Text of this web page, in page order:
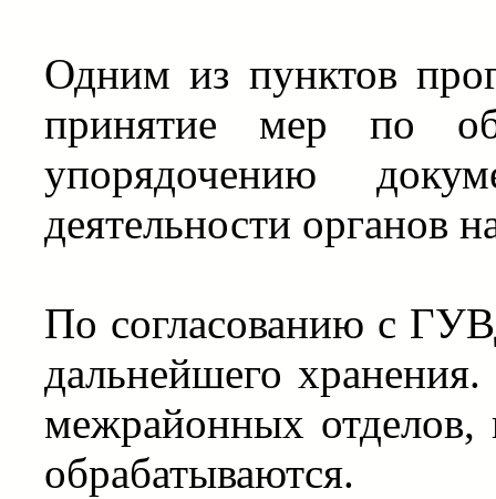
Одним из пунктов
принятие мер по
упорядочению
деятельности органов
По согласованию с
дальнейшего
межрайонных отделов,
обрабатываются.